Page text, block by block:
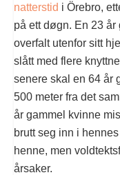
natterstid i Örebro,
på ett døgn. En 23
overfalt utenfor sitt
slått med flere
senere skal en 64 år
500 meter fra det
år gammel kvinne
brutt seg inn i
henne, men
årsaker.